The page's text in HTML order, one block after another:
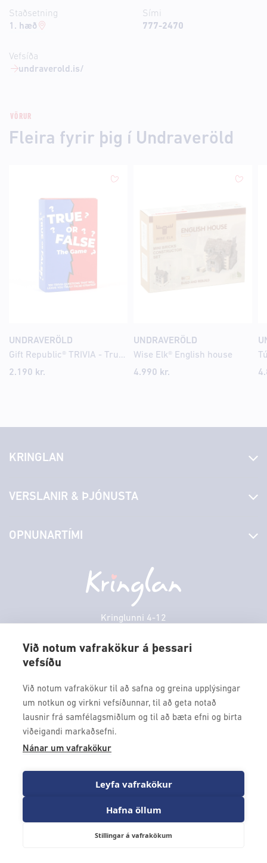
Við notum vafrakökur á þessari
vefsíðu
Við notum vafrakökur til að safna og greina upplýsingar
um notkun og virkni vefsíðunnar, til að geta notað
lausnir frá samfélagsmiðlum og til að bæta efni og birta
viðeigandi markaðsefni.
Nánar um vafrakökur
Leyfa vafrakökur
Hafna öllum
Stillingar á vafrakökum
Staðsetning
1. hæð
Vefsíða
undraverold.is/
Sími
777-2470
VÖRUR
Fleira fyrir þig í Undraveröld
UNDRAVERÖLD
Gift Republic® TRIVIA - True Or False
2.190 kr.
UNDRAVERÖLD
Wise Elk® English house
4.990 kr.
Kringlunni 4-12
kringlan@kringlan.is
KRINGLAN
Laus störf
Hafðu samband
Persónuverndarstefna
VERSLANIR & ÞJÓNUSTA
Borgarbókasafn
Borgarleikhúsið
Ævintýraland
OPNUNARTÍMI
Fimmtudagur
VERTU MEÐ
Fáðu forskot á dagskrána okkar og sértilboð með því að skrá